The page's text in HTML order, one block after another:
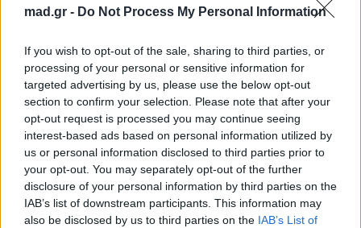
mad.gr - Do Not Process My Personal Information
If you wish to opt-out of the sale, sharing to third parties, or
processing of your personal or sensitive information for
targeted advertising by us, please use the below opt-out
section to confirm your selection. Please note that after your
opt-out request is processed you may continue seeing
interest-based ads based on personal information utilized by
us or personal information disclosed to third parties prior to
your opt-out. You may separately opt-out of the further
disclosure of your personal information by third parties on the
IAB’s list of downstream participants. This information may
also be disclosed by us to third parties on the IAB’s List of
Για σχόλια, μηνύματα ή φωτογραφικό υλικό
σχετικά με τοMad.gr, επισκεφτείτε μας στο
Facebook , επικοινωνήστε μέσωTwitterή
ακολουθήστε μας στοInstagram.